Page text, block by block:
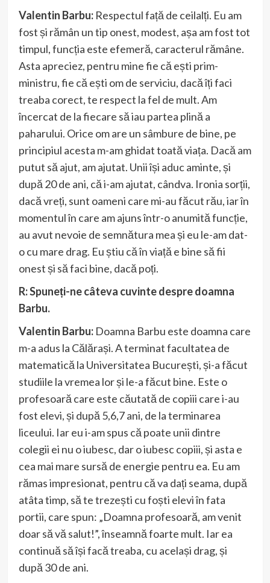
Valentin Barbu:Respectul față de ceilalți. Eu am
fost și rămân un tip onest, modest, așa am fost tot
timpul, funcția este efemeră, caracterul rămâne.
Asta apreciez, pentru mine fie că ești prim-
ministru, fie că ești om de serviciu, dacă îți faci
treaba corect, te respect la fel de mult. Am
încercat de la fiecare să iau partea plină a
paharului. Orice om are un sâmbure de bine, pe
principiul acesta m-am ghidat toată viața. Dacă am
putut să ajut, am ajutat. Unii își aduc aminte, și
după 20 de ani, că i-am ajutat, cândva. Ironia sorții,
dacă vreți, sunt oameni care mi-au făcut rău, iar în
momentul în care am ajuns într-o anumită funcție,
au avut nevoie de semnătura mea și eu le-am dat-
o cu mare drag. Eu știu că în viață e bine să fii
onest și să faci bine, dacă poți.
R: Spuneți-ne câteva cuvinte despre doamna
Barbu.
Valentin Barbu:Doamna Barbu este doamna care
m-a adus la Călărași. A terminat facultatea de
matematică la Universitatea București, și-a făcut
studiile la vremea lor și le-a făcut bine. Este o
profesoară care este căutată de copiii care i-au
fost elevi, și după 5,6,7 ani, de la terminarea
liceului. Iar eu i-am spus că poate unii dintre
colegii ei nu o iubesc, dar o iubesc copiii, și asta e
cea mai mare sursă de energie pentru ea. Eu am
rămas impresionat, pentru că va dați seama, după
atâta timp, să te trezești cu foști elevi în fata
portii, care spun: „Doamna profesoară, am venit
doar să vă salut!”, înseamnă foarte mult. Iar ea
continuă să își facă treaba, cu același drag, și
după 30 de ani.